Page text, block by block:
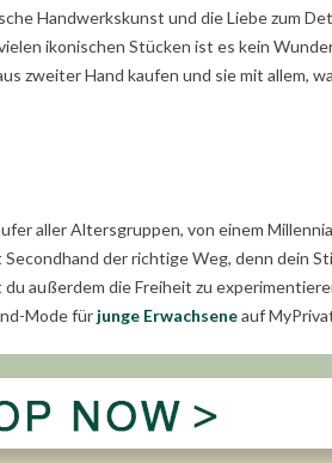
Handwerkskunst und die Liebe zum
ikonischen Stücken ist es kein
zweiter Hand kaufen und sie mit allem,
aller Altersgruppen, von einem
der richtige Weg, denn dein
außerdem die Freiheit zu
Mode für junge Erwachseneauf